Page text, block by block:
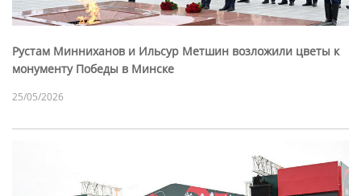
Рустам Минниханов и Ильсур Метшин возложили цветы к
монументу Победы в Минске
25/05/2026